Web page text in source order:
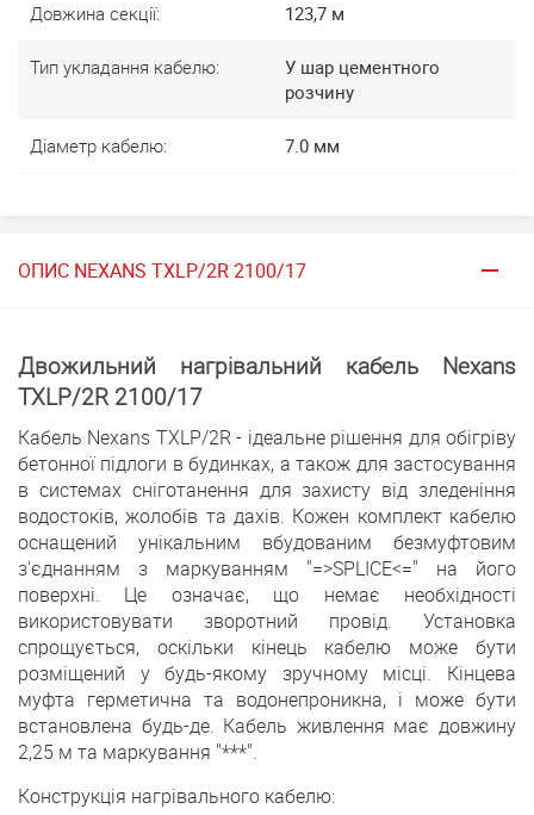
Довжина секції: 123,7 м
Тип укладання кабелю:
У шар цементного
розчину
Діаметр кабелю: 7.0 мм
ОПИС NEXANS TXLP/2R 2100/17
Двожильний нагрівальний кабель Nexans
TXLP/2R 2100/17
Кабель Nexans TXLP/2R - ідеальне рішення для обігріву
бетонної підлоги в будинках, а також для застосування
в системах сніготанення для захисту від зледеніння
водостоків, жолобів та дахів. Кожен комплект кабелю
оснащений унікальним вбудованим безмуфтовим
з'єднанням з маркуванням "=>SPLICE<=" на його
поверхні. Це означає, що немає необхідності
використовувати зворотний провід. Установка
спрощується, оскільки кінець кабелю може бути
розміщений у будь-якому зручному місці. Кінцева
муфта герметична та водонепроникна, і може бути
встановлена будь-де. Кабель живлення має довжину
2,25 м та маркування "***".
Конструкція нагрівального кабелю: